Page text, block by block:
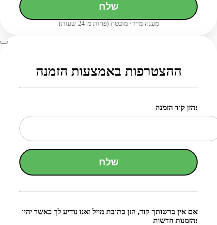
שלח
מענה מיידי מובטח (פחות מ-24 שעות)
ההצטרפות באמצעות הזמנה
הזן קוד הזמנה:
שלח
אם אין ברשותך קוד, הזן כתובת מייל ואנו נודיע לך כאשר יהיו
הזמנות חדשות: